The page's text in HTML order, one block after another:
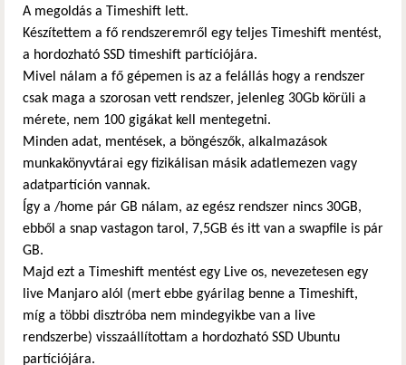
A megoldás a Timeshift lett.
Készítettem a fő rendszeremről egy teljes Timeshift mentést,
a hordozható SSD timeshift partíciójára.
Mivel nálam a fő gépemen is az a felállás hogy a rendszer
csak maga a szorosan vett rendszer, jelenleg 30Gb körüli a
mérete, nem 100 gigákat kell mentegetni.
Minden adat, mentések, a böngészők, alkalmazások
munkakönyvtárai egy fizikálisan másik adatlemezen vagy
adatpartíción vannak.
Így a /home pár GB nálam, az egész rendszer nincs 30GB,
ebből a snap vastagon tarol, 7,5GB és itt van a swapfile is pár
GB.
Majd ezt a Timeshift mentést egy Live os, nevezetesen egy
live Manjaro alól (mert ebbe gyárilag benne a Timeshift,
míg a többi disztróba nem mindegyikbe van a live
rendszerbe) visszaállítottam a hordozható SSD Ubuntu
partíciójára.